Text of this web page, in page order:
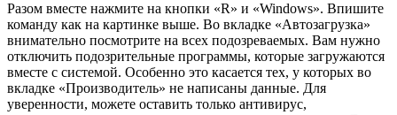
Разом вместе нажмите на кнопки «R» и «Windows». Впишите
команду как на картинке выше. Во вкладке «Автозагрузка»
внимательно посмотрите на всех подозреваемых. Вам нужно
отключить подозрительные программы, которые загружаются
вместе с системой. Особенно это касается тех, у которых во
вкладке «Производитель» не написаны данные. Для
уверенности, можете оставить только антивирус,